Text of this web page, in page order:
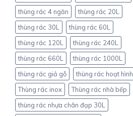
thùng rác 4 ngăn
thùng rác 20L
thùng rác 30L
thùng rác 60L
thùng rác 120L
thùng rác 240L
thùng rác 660L
thùng rác 1000L
thùng rác giả gỗ
thùng rác hoạt hình
Thùng rác inox
Thùng rác nhà bếp
thùng rác nhựa chân đạp 30L